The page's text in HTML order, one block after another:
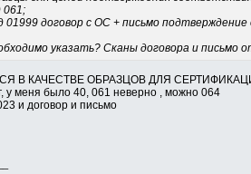
061;
01999 договор с ОС + письмо
указать? Сканы договора и письмо
В КАЧЕСТВЕ ОБРАЗЦОВ ДЛЯ
у меня было 40, 061 неверно , можно 064
и договор и письмо